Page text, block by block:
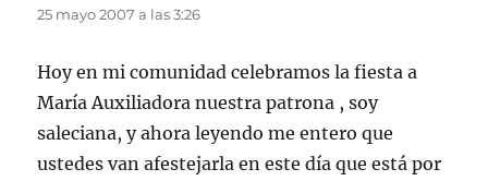
25 mayo 2007 a las 3:26
Hoy en mi comunidad celebramos la fiesta a
María Auxiliadora nuestra patrona , soy
saleciana, y ahora leyendo me entero que
ustedes van afestejarla en este día que está por